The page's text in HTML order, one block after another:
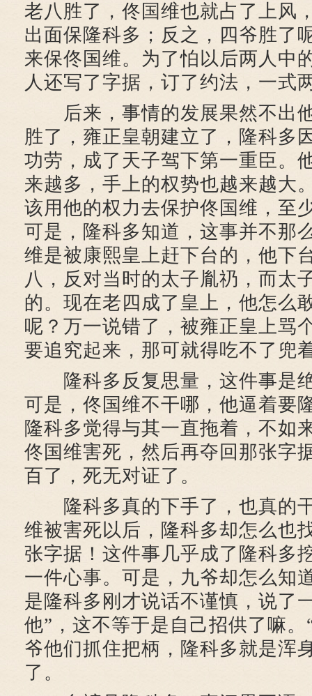
老八胜了，佟国维也就占了上风
出面保隆科多；反之，四爷胜了
来保佟国维。为了怕以后两人中
人还写了字据，订了约法，一式
后来，事情的发展果然不出
胜了，雍正皇朝建立了，隆科多
功劳，成了天子驾下第一重臣。
来越多，手上的权势也越来越大
该用他的权力去保护佟国维，至
可是，隆科多知道，这事并不那
维是被康熙皇上赶下台的，他下
八，反对当时的太子胤礽，而太
的。现在老四成了皇上，他怎么
呢？万一说错了，被雍正皇上骂
要追究起来，那可就得吃不了兜
隆科多反复思量，这件事是
可是，佟国维不干哪，他逼着要
隆科多觉得与其一直拖着，不如
佟国维害死，然后再夺回那张字
百了，死无对证了。
隆科多真的下手了，也真的
维被害死以后，隆科多却怎么也
张字据！这件事几乎成了隆科多
一件心事。可是，九爷却怎么知
是隆科多刚才说话不谨慎，说了
他”，这不等于是自己招供了嘛
爷他们抓住把柄，隆科多就是浑
了。